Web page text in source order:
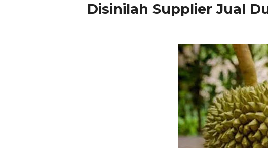
Disinilah Supplier Jual